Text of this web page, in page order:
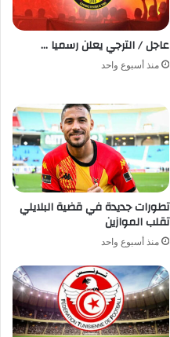
عاجل / الترجي يعلن رسميا …
منذ أسبوع واحد
تطورات جديدة في قضية البلايلي
تقلب الموازين
منذ أسبوع واحد